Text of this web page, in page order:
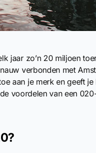
jaar zo’n 20 miljoen
verbonden met
aan je merk en geeft
voordelen van een